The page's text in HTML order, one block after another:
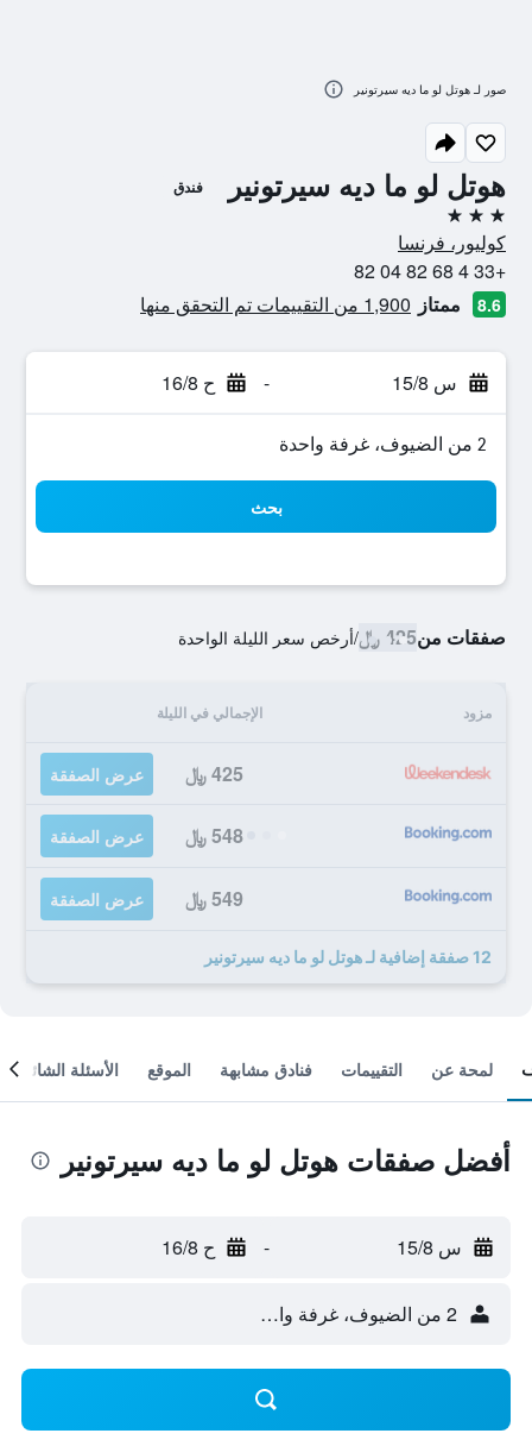
هوتل لو ما ديه سيرتونير فندق
3 نجوم
كوليور، فرنسا
+33 4 68 82 04 82
8.6 ممتاز 1,900 من التقييمات تم التحقق منها
س 15/8 - ح 16/8
2 من الضيوف، غرفة واحدة
بحث
صفقات من425 ﷼ /أرخص سعر الليلة الواحدة
مزود الإجمالي في الليلة
425 ﷼ عرض الصفقة
548 ﷼ عرض الصفقة
549 ﷼ عرض الصفقة
12 صفقة إضافية لـ هوتل لو ما ديه سيرتونير
صور لـ هوتل لو ما ديه سيرتونير
لمحة عن التقييمات فنادق مشابهة الموقع الأسئلة الشائعة
أفضل صفقات هوتل لو ما ديه سيرتونير
س 15/8 - ح 16/8
2 من الضيوف، غرفة واحدة